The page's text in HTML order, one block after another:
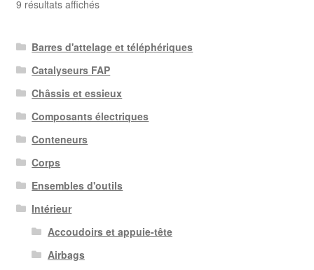
9 résultats affichésTrié
récent
au
plus
ancien
Barres d'attelage et téléphériques
Catalyseurs FAP
Châssis et essieux
Composants électriques
Conteneurs
Corps
Ensembles d'outils
Intérieur
Accoudoirs et appuie-tête
Airbags